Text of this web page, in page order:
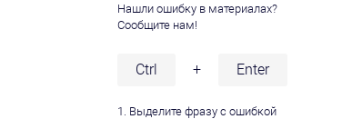
Нашли ошибку в материалах?
Сообщите нам!
Ctrl + Enter
1. Выделите фразу с ошибкой